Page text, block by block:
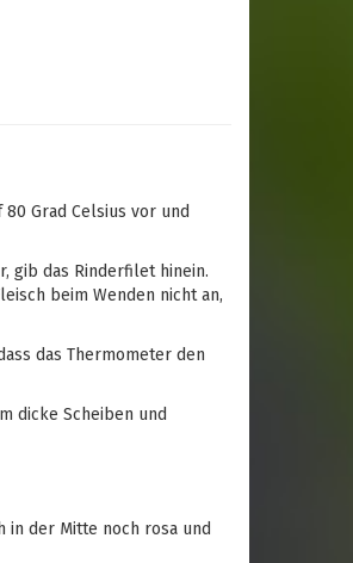
Grad Celsius vor und
gib das Rinderfilet hinein.
beim Wenden nicht an,
das Thermometer den
dicke Scheiben und
in der Mitte noch rosa und